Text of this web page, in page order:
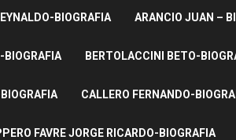
BIOGRAFIA ARANCIO JUAN –
BIOGRAFIA BERTOLACCINI BETO-
CALLERO FERNANDO-
FAVRE JORGE RICARDO-BIOGRAFIA